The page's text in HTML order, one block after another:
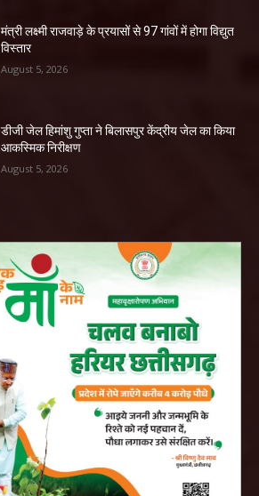
मंत्री लक्ष्मी राजवाड़े के प्रयासों से 97 गांवों में होगा विद्युत
विस्तार
August 5, 2026
डीजी जेल हिमांशु गुप्ता ने बिलासपुर केंद्रीय जेल का किया
आकस्मिक निरीक्षण
August 5, 2026